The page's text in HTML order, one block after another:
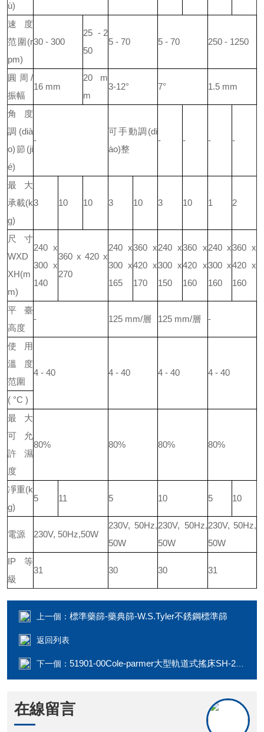
ù)
速度
范圍(r
pm)
30 - 300
25 - 2
50
5 - 70 5 - 70 250 - 1250
圓周/
振幅
16 mm
20 m
m
3-12° 7° 1.5 mm
角度
調(dià
o)節(ji
é)
-
可手動調(di
ào)整
- - - -
最大
承載(k
g)
3 10 10 3 10 3 10 1 2
尺寸
WXD
XH(m
m)
240 x
300 x
140
360 x 420 x
270
240 x
300 x
165
360 x
420 x
170
240 x
300 x
150
360 x
420 x
160
240 x
300 x
160
360 x
420 x
160
平臺
高度
- 125 mm/層 125 mm/層 -
使用
溫度
范圍
4 - 40 4 - 40 4 - 40 4 - 40
( °C )
最大
可允
許濕
度
80% 80% 80% 80%
凈重(k
g)
5 11 5 10 5 10
電源 230V, 50Hz,50W
230V, 50Hz,
50W
230V, 50Hz,
50W
230V, 50Hz,
50W
IP 等
級
31 30 30 31
上一個： 標準藥篩-藥典篩-W.S.Tyler不銹鋼標準篩
返回列表
下一個： 51901-00Cole-parmer大型軌道式搖床SH-200D-O-L
在線留言